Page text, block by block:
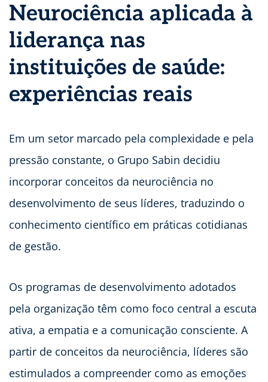
Neurociência aplicada à
liderança nas
instituições de saúde:
experiências reais
Em um setor marcado pela complexidade e pela
pressão constante, o Grupo Sabin decidiu
incorporar conceitos da neurociência no
desenvolvimento de seus líderes, traduzindo o
conhecimento científico em práticas cotidianas
de gestão.
Os programas de desenvolvimento adotados
pela organização têm como foco central a escuta
ativa, a empatia e a comunicação consciente. A
partir de conceitos da neurociência, líderes são
estimulados a compreender como as emoções